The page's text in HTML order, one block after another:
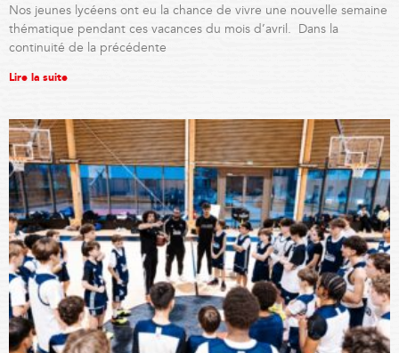
Nos jeunes lycéens ont eu la chance de vivre une nouvelle semaine
thématique pendant ces vacances du mois d’avril. Dans la
continuité de la précédente
Lire la suite